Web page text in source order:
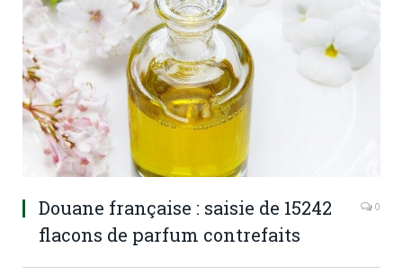
Douane française : saisie de 15242
flacons de parfum contrefaits
0